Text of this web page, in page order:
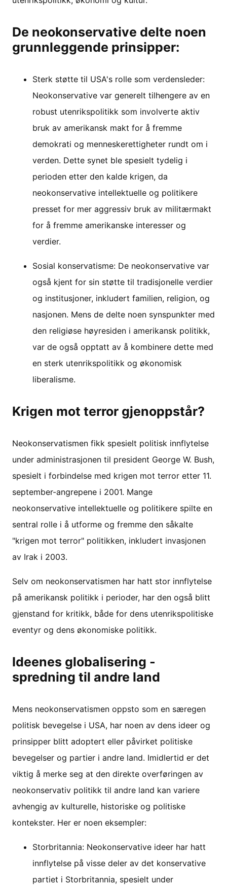
De neokonservative delte noen
grunnleggende prinsipper:
Sterk støtte til USA's rolle som verdensleder:
Neokonservative var generelt tilhengere av en
robust utenrikspolitikk som involverte aktiv
bruk av amerikansk makt for å fremme
demokrati og menneskerettigheter rundt om i
verden. Dette synet ble spesielt tydelig i
perioden etter den kalde krigen, da
neokonservative intellektuelle og politikere
presset for mer aggressiv bruk av militærmakt
for å fremme amerikanske interesser og
verdier.
Sosial konservatisme: De neokonservative var
også kjent for sin støtte til tradisjonelle verdier
og institusjoner, inkludert familien, religion, og
nasjonen. Mens de delte noen synspunkter med
den religiøse høyresiden i amerikansk politikk,
var de også opptatt av å kombinere dette med
en sterk utenrikspolitikk og økonomisk
liberalisme.
Krigen mot terror gjenoppstår?
Neokonservatismen fikk spesielt politisk innflytelse
under administrasjonen til president George W. Bush,
spesielt i forbindelse med krigen mot terror etter 11.
september-angrepene i 2001. Mange
neokonservative intellektuelle og politikere spilte en
sentral rolle i å utforme og fremme den såkalte
"krigen mot terror" politikken, inkludert invasjonen
av Irak i 2003.
Selv om neokonservatismen har hatt stor innflytelse
på amerikansk politikk i perioder, har den også blitt
gjenstand for kritikk, både for dens utenrikspolitiske
eventyr og dens økonomiske politikk.
Ideenes globalisering -
spredning til andre land
Mens neokonservatismen oppsto som en særegen
politisk bevegelse i USA, har noen av dens ideer og
prinsipper blitt adoptert eller påvirket politiske
bevegelser og partier i andre land. Imidlertid er det
viktig å merke seg at den direkte overføringen av
neokonservativ politikk til andre land kan variere
avhengig av kulturelle, historiske og politiske
kontekster. Her er noen eksempler:
Storbritannia: Neokonservative ideer har hatt
innflytelse på visse deler av det konservative
partiet i Storbritannia, spesielt under